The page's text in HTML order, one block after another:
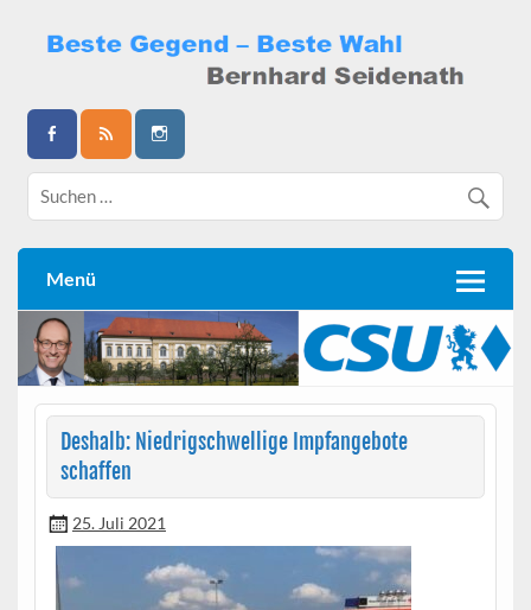
content
Bernhard Seidenath
Menü
Deshalb: Niedrigschwellige Impfangebote
schaffen
25. Juli 2021